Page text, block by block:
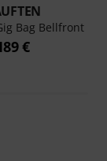
Bag Bellfront
€